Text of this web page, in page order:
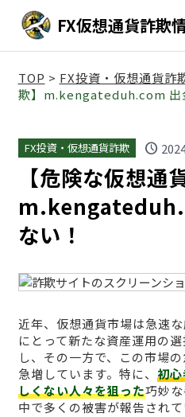
FX仮想通貨詐欺
TOP > FX投資・仮想通貨詐
欺】m.kengateduh.com 出
FX投資・仮想通貨詐欺 schedule
【危険な仮想通
ない！
近年、仮想通貨市場は急速
にとって新たな資産運用の
し、その一方で、この市場
急増しています。特に、 初
しくない人々を狙った巧妙
中で多くの被害が報告されて